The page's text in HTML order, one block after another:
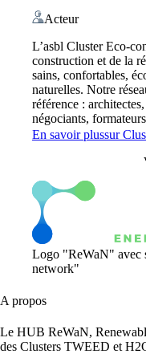
Acteur
L’asbl Cluster Eco-
construction et de la
sains, confortables,
naturelles. Notre
référence :
négociants,
En savoir plussur
Logo "ReWaN" avec
network"
A propos
Le HUB ReWaN,
des Clusters TWEED et